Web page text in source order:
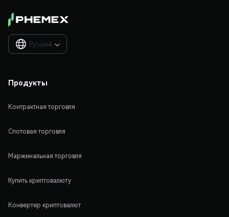
Русский 
Продукты
Контрактная торговля
Спотовая торговля
Маржинальная торговля
Купить криптовалюту
Конвертер криптовалют